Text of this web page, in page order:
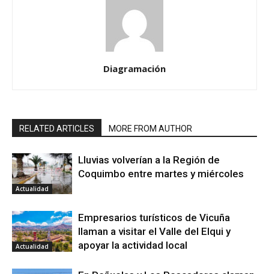
Diagramación
RELATED ARTICLES MORE FROM AUTHOR
Actualidad
Lluvias volverían a la Región de
Coquimbo entre martes y miércoles
Actualidad
Empresarios turísticos de Vicuña
llaman a visitar el Valle del Elqui y
apoyar la actividad local